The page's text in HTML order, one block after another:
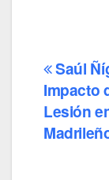
de
Saúl
Impacto
Lesión